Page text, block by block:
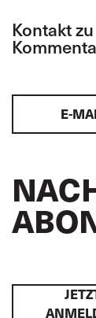
Kontakt
E-